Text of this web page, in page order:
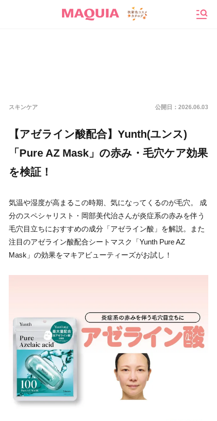
スキンケア 公開日： 2026.06.03
【アゼライン酸配合】Yunth(ユンス)
「Pure AZ Mask」の赤み・毛穴ケア効果
を検証！
気温や湿度が高まるこの時期、気になってくるのが毛穴。 成
分のスペシャリスト・岡部美代治さんが炎症系の赤みを伴う
毛穴目立ちにおすすめの成分「アゼライン酸」を解説。また
注目のアゼライン酸配合シートマスク「Yunth Pure AZ
Mask」の効果をマキアビューティーズがお試し！